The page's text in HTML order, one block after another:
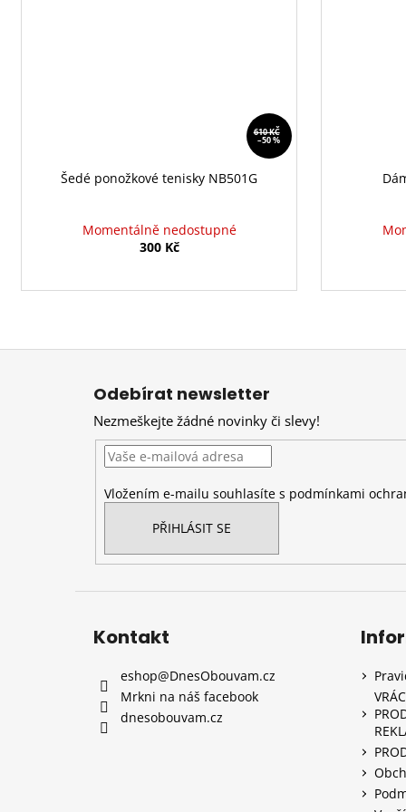
610 KČ
–50 %
Šedé ponožkové tenisky NB501G
Momentálně nedostupné
300 Kč
Z
Odebírat newsletter
Nezmeškejte žádné novinky či slevy!
Vložením e-mailu souhlasíte s podmínkami
PŘIHLÁSIT SE
Kontakt
eshop@DnesObouvam.cz
Mrkni na náš facebook
dnesobouvam.cz